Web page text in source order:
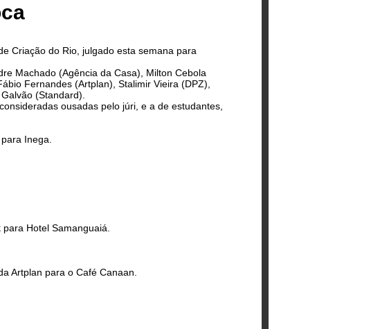
Criação do Rio, julgado esta semana para
Machado (Agência da Casa), Milton Cebola
Fernandes (Artplan), Stalimir Vieira (DPZ),
(Standard).
ousadas pelo júri, e a de estudantes,
Inega.
Hotel Samanguaiá.
Artplan para o Café Canaan.